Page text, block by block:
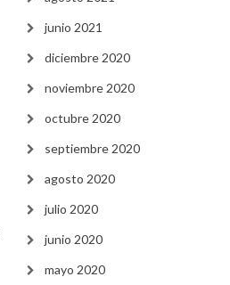
junio 2021
diciembre 2020
noviembre 2020
octubre 2020
septiembre 2020
agosto 2020
julio 2020
junio 2020
mayo 2020